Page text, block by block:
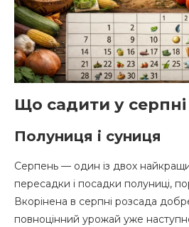
Що садити у
Полуниця і суниця
Серпень — один із двох
пересадки і посадки полуниці,
Вкорінена в серпні розсада
повноцінний урожай уже